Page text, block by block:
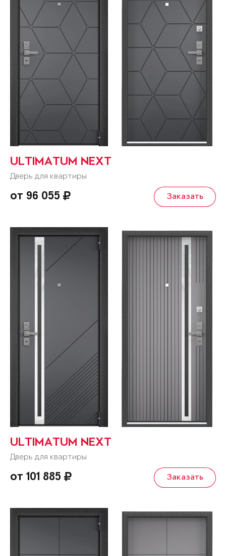
ULTIMATUM NEXT
Дверь для квартиры
от 96 055 Заказать
ULTIMATUM NEXT
Дверь для квартиры
от 101 885 Заказать